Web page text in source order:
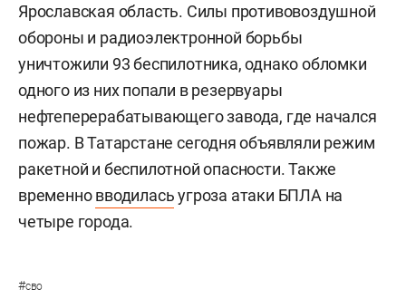
Ярославская область. Силы противовоздушной
обороны и радиоэлектронной борьбы
уничтожили 93 беспилотника, однако обломки
одного из них попали в резервуары
нефтеперерабатывающего завода, где начался
пожар. В Татарстане сегодня объявляли режим
ракетной и беспилотной опасности. Также
временновводиласьугроза атаки БПЛА на
четыре города.
#сво